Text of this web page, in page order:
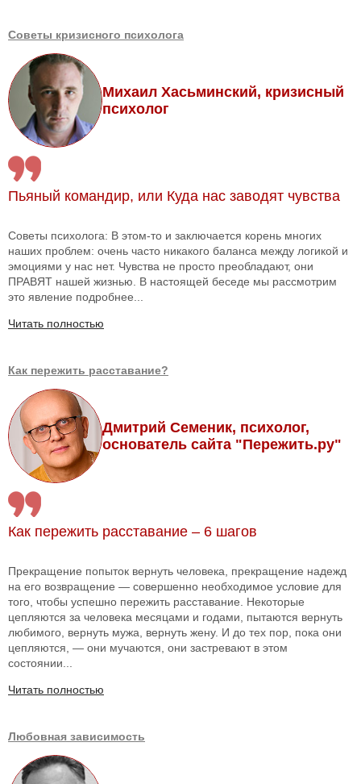
Советы кризисного психолога
Михаил Хасьминский, кризисный
психолог
Пьяный командир, или Куда нас заводят чувства
Советы психолога: В этом-то и заключается корень многих
наших проблем: очень часто никакого баланса между логикой и
эмоциями у нас нет. Чувства не просто преобладают, они
ПРАВЯТ нашей жизнью. В настоящей беседе мы рассмотрим
это явление подробнее...
Читать полностью
Как пережить расставание?
Дмитрий Семеник, психолог,
основатель сайта "Пережить.ру"
Как пережить расставание – 6 шагов
Прекращение попыток вернуть человека, прекращение надежд
на его возвращение — совершенно необходимое условие для
того, чтобы успешно пережить расставание. Некоторые
цепляются за человека месяцами и годами, пытаются вернуть
любимого, вернуть мужа, вернуть жену. И до тех пор, пока они
цепляются, — они мучаются, они застревают в этом
состоянии...
Читать полностью
Любовная зависимость